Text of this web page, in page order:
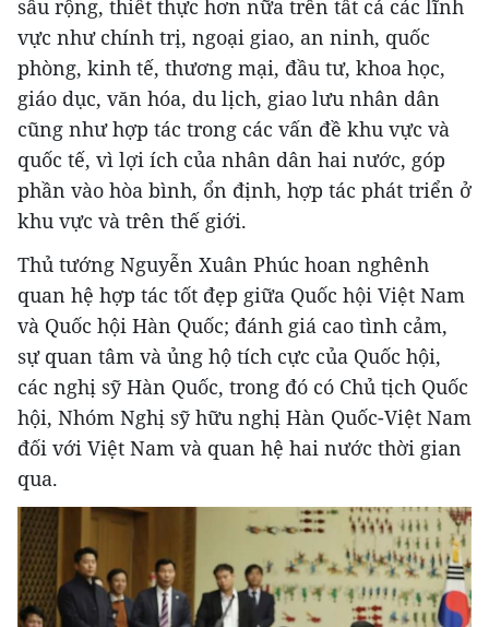
sâu rộng, thiết thực hơn nữa trên tất cả các lĩnh
vực như chính trị, ngoại giao, an ninh, quốc
phòng, kinh tế, thương mại, đầu tư, khoa học,
giáo dục, văn hóa, du lịch, giao lưu nhân dân
cũng như hợp tác trong các vấn đề khu vực và
quốc tế, vì lợi ích của nhân dân hai nước, góp
phần vào hòa bình, ổn định, hợp tác phát triển ở
khu vực và trên thế giới.
Thủ tướng Nguyễn Xuân Phúc hoan nghênh
quan hệ hợp tác tốt đẹp giữa Quốc hội Việt Nam
và Quốc hội Hàn Quốc; đánh giá cao tình cảm,
sự quan tâm và ủng hộ tích cực của Quốc hội,
các nghị sỹ Hàn Quốc, trong đó có Chủ tịch Quốc
hội, Nhóm Nghị sỹ hữu nghị Hàn Quốc-Việt Nam
đối với Việt Nam và quan hệ hai nước thời gian
qua.